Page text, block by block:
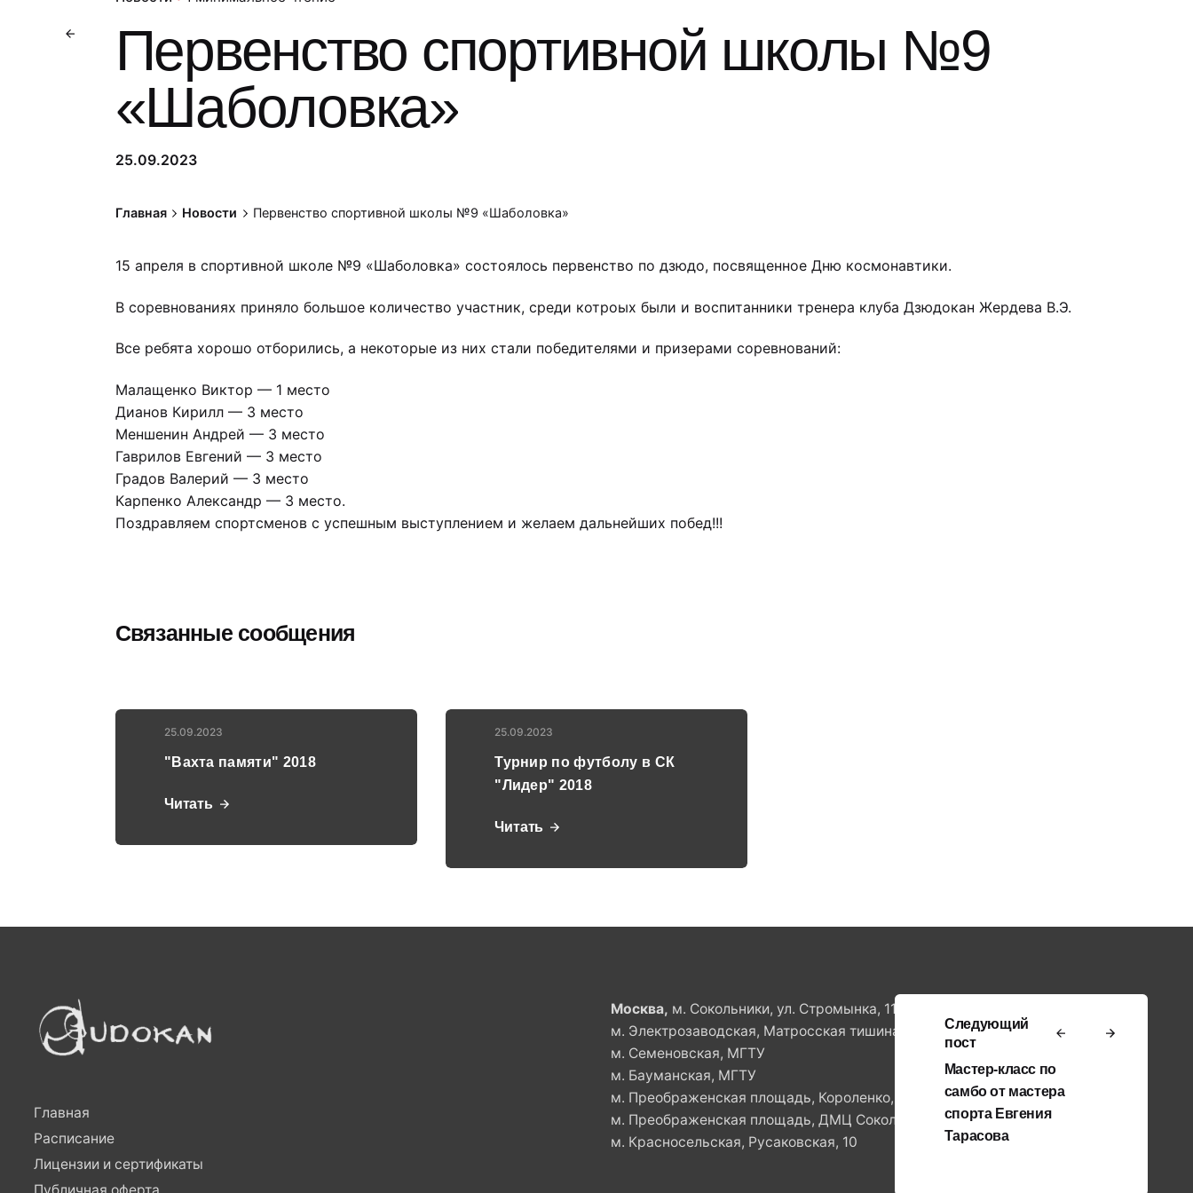
Первенство спортивной школы №9
«Шаболовка»
25.09.2023
Главная Новости Первенство спортивной школы №9 «Шаболовка»
15 апреля в спортивной школе №9 «Шаболовка» состоялось первенство по дзюдо, посвященное Дню космонавтики.
В соревнованиях приняло большое количество участник, среди котроых были и воспитанники тренера клуба Дзюдокан Жердева В.Э.
Все ребята хорошо отборились, а некоторые из них стали победителями и призерами соревнований:
Малащенко Виктор — 1 место
Дианов Кирилл — 3 место
Меншенин Андрей — 3 место
Гаврилов Евгений — 3 место
Градов Валерий — 3 место
Карпенко Александр — 3 место.
Поздравляем спортсменов с успешным выступлением и желаем дальнейших побед!!!
Следующий
пост
Мастер-класс по
самбо от мастера
спорта Евгения
Тарасова
Связанные сообщения
25.09.2023
"Вахта памяти" 2018
Читать
25.09.2023
Турнир по футболу в СК
"Лидер" 2018
Читать
Главная
Расписание
Лицензии и сертификаты
Москва, м. Сокольники, ул. Стромынка, 11
м. Электрозаводская, Матросская тишина,10
м. Семеновская, МГТУ
м. Бауманская, МГТУ
м. Преображенская площадь, Короленко, 8
м. Преображенская площадь, ДМЦ Сокольники, ул.Стромынка, 11
м. Красносельская, Русаковская, 10